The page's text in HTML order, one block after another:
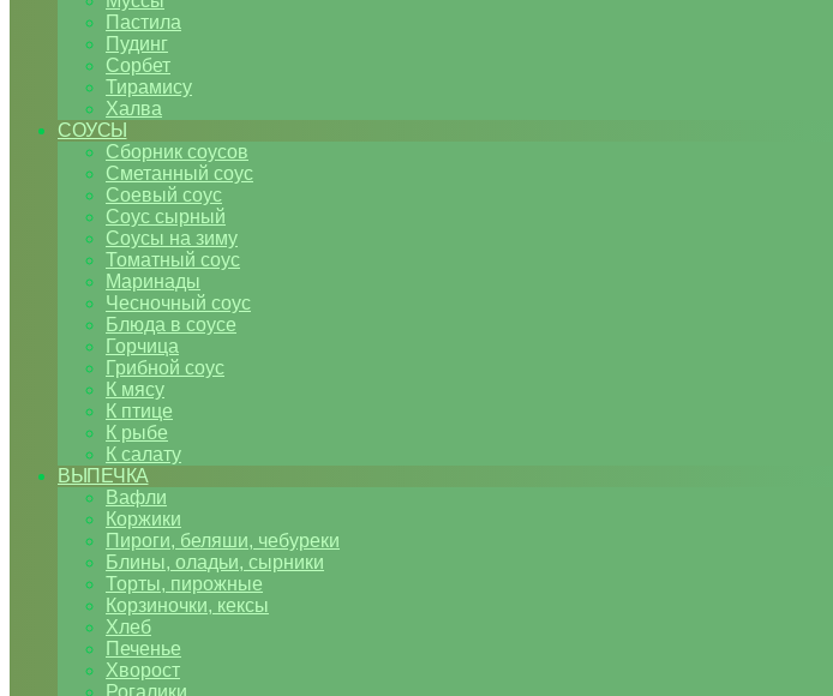
Пастила
Пудинг
Сорбет
Тирамису
Халва
СОУСЫ
Сборник соусов
Сметанный соус
Соевый соус
Соус сырный
Соусы на зиму
Томатный соус
Маринады
Чесночный соус
Блюда в соусе
Горчица
Грибной соус
К мясу
К птице
К рыбе
К салату
ВЫПЕЧКА
Вафли
Коржики
Пироги, беляши, чебуреки
Блины, оладьи, сырники
Торты, пирожные
Корзиночки, кексы
Хлеб
Печенье
Хворост
Рогалики